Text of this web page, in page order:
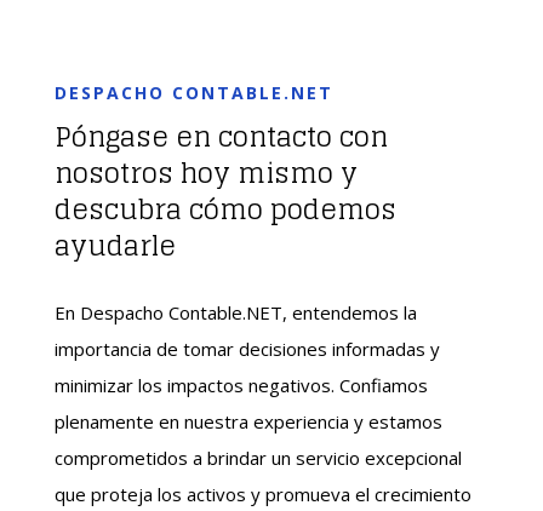
DESPACHO CONTABLE.NET
Póngase en contacto con
nosotros hoy mismo y
descubra cómo podemos
ayudarle
En Despacho Contable.NET, entendemos la
importancia de tomar decisiones informadas y
minimizar los impactos negativos. Confiamos
plenamente en nuestra experiencia y estamos
comprometidos a brindar un servicio excepcional
que proteja los activos y promueva el crecimiento